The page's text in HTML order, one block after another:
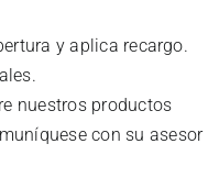
y aplica recargo.
nuestros productos
con su asesor